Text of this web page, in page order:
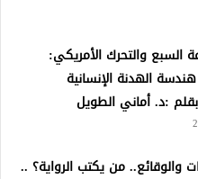
السبع والتحرك الأمريكي:
الهدنة الإنسانية
:د. أماني الطويل
والوقائع.. من يكتب الرواية؟ ..